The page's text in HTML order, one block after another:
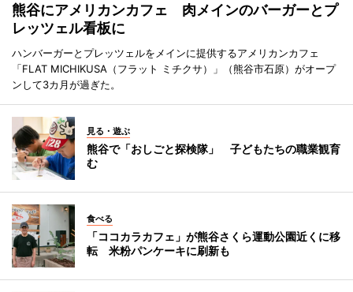
熊谷にアメリカンカフェ 肉メインのバーガーとプ
レッツェル看板に
ハンバーガーとプレッツェルをメインに提供するアメリカンカフェ
「FLAT MICHIKUSA（フラット ミチクサ）」（熊谷市石原）がオープ
ンして3カ月が過ぎた。
見る・遊ぶ
熊谷で「おしごと探検隊」 子どもたちの職業観育
む
食べる
「ココカラカフェ」が熊谷さくら運動公園近くに移
転 米粉パンケーキに刷新も